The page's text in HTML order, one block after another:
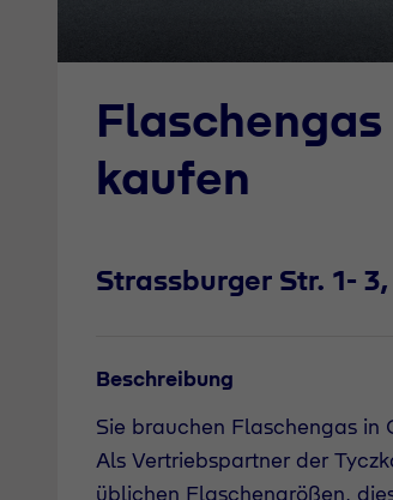
kaufen
Strassburger Str. 1-
Beschreibung
Sie brauchen Flaschengas in
Als Vertriebspartner der
üblichen Flaschengrößen,